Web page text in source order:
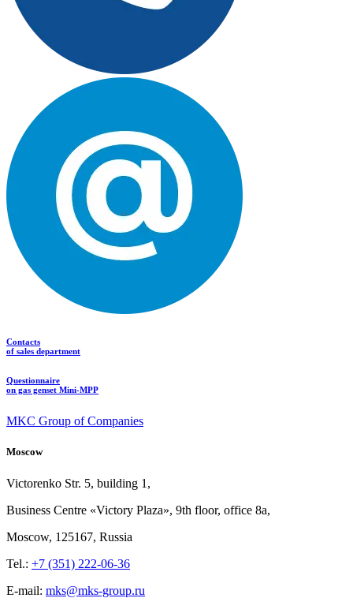
Contacts
of sales department
Questionnaire
on gas genset Mini-MPP
MKC Group of Companies
Moscow
Victorenko Str. 5, building 1,
Business Centre «Victory Plaza», 9th floor, office 8a,
Moscow, 125167, Russia
Tel.: +7 (351) 222-06-36
E-mail: mks@mks-group.ru